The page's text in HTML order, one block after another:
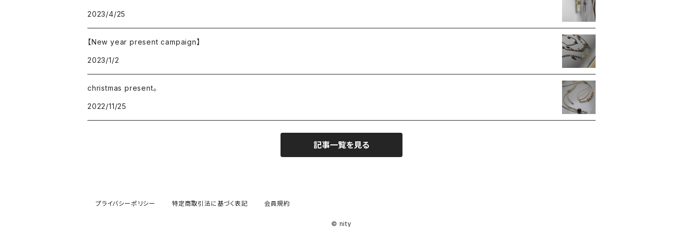
2023/4/25
【New year present campaign】
2023/1/2
christmas present。
2022/11/25
記事一覧を見る
プライバシーポリシー 特定商取引法に基づく表記 会員規約
© nity